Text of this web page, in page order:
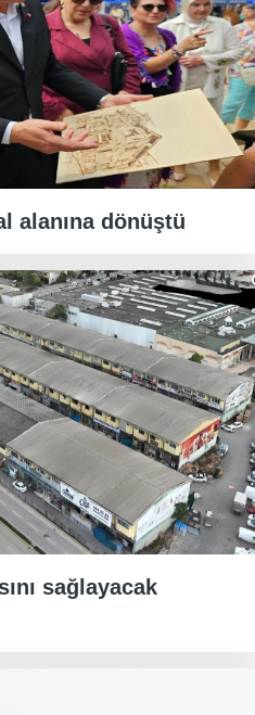
alanına dönüştü
sağlayacak